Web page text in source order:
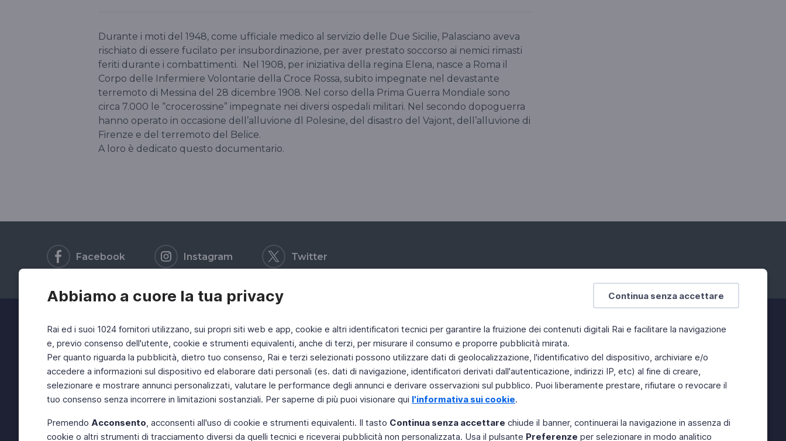
Continua senza accettare
Abbiamo a cuore la tua privacy
Rai ed i suoi 1024 fornitori utilizzano, sui propri siti web e app, cookie e altri identificatori tecnici per garantire la fruizione dei contenuti digitali Rai e facilitare la navigazione
e, previo consenso dell'utente, cookie e strumenti equivalenti, anche di terzi, per misurare il consumo e proporre pubblicità mirata.
Per quanto riguarda la pubblicità, dietro tuo consenso, Rai e terzi selezionati possono utilizzare dati di geolocalizzazione, l'identificativo del dispositivo, archiviare e/o
accedere a informazioni sul dispositivo ed elaborare dati personali (es. dati di navigazione, identificatori derivati dall'autenticazione, indirizzi IP, etc) al fine di creare,
selezionare e mostrare annunci personalizzati, valutare le performance degli annunci e derivare osservazioni sul pubblico. Puoi liberamente prestare, rifiutare o revocare il
tuo consenso senza incorrere in limitazioni sostanziali. Per saperne di più puoi visionare qui l'informativa sui cookie.
Premendo Acconsento, acconsenti all'uso di cookie e strumenti equivalenti. Il tasto Continua senza accettare chiude il banner, continuerai la navigazione in assenza di
cookie o altri strumenti di tracciamento diversi da quelli tecnici e riceverai pubblicità non personalizzata. Usa il pulsante Preferenze per selezionare in modo analitico
Durante i moti del 1948, come ufficiale medico al servizio delle Due Sicilie, Palasciano aveva
rischiato di essere fucilato per insubordinazione, per aver prestato soccorso ai nemici rimasti
feriti durante i combattimenti. Nel 1908, per iniziativa della regina Elena, nasce a Roma il
Corpo delle Infermiere Volontarie della Croce Rossa, subito impegnate nel devastante
terremoto di Messina del 28 dicembre 1908. Nel corso della Prima Guerra Mondiale sono
circa 7.000 le “crocerossine” impegnate nei diversi ospedali militari. Nel secondo dopoguerra
hanno operato in occasione dell’alluvione dl Polesine, del disastro del Vajont, dell’alluvione di
Firenze e del terremoto del Belice.
A loro è dedicato questo documentario.
Facebook Instagram Twitter